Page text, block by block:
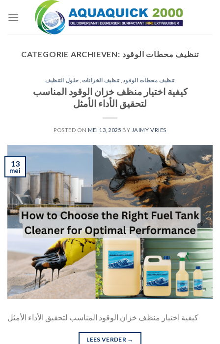
CATEGORIE ARCHIEVEN: تنظيف محطات الوقود
تنظيف محطات الوقود تنظيف الخزانات حلول التنظيف
كيفية اختيار منظف خزان الوقود المناسب
لتحقيق الأداء الأمثل
POSTED ON MEI 13, 2025 BY JAIMY VRIES
13
mei
كيفية اختيار منظف خزان الوقود المناسب لتحقيق الأداء الأمثل
LEES VERDER →